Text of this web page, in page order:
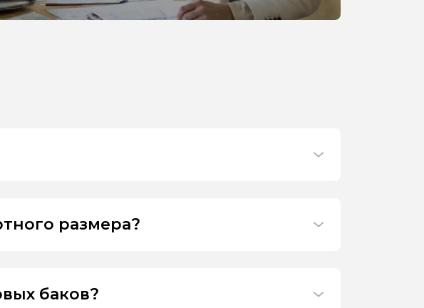
размера?
баков?